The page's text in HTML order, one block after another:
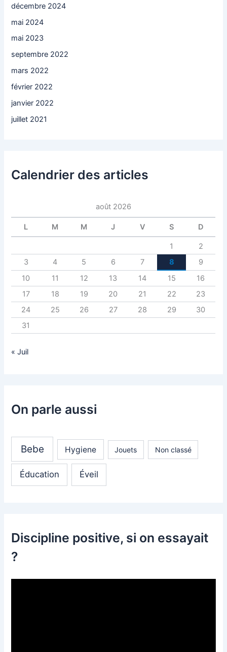
décembre 2024
mai 2024
mai 2023
septembre 2022
mars 2022
février 2022
janvier 2022
juillet 2021
Calendrier des articles
août 2026
L M M J V S D
1
2
3
4 5 6 7 8
9
10
11 12 13 14 15
16
17
18 19 20 21 22
23
24
25 26 27 28 29
30
31
« Juil
On parle aussi
Bebe Hygiene Jouets Non classé
Éducation Éveil
Discipline positive, si on essayait
?